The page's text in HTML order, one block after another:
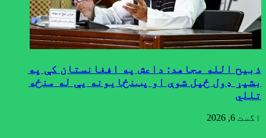
ذبیح الله مجاهد: داعش په افغانستان کې په
بشپړ ډول ځپل شوې او پټنځایونه یې له منځه
تللي
اگست 6, 2026